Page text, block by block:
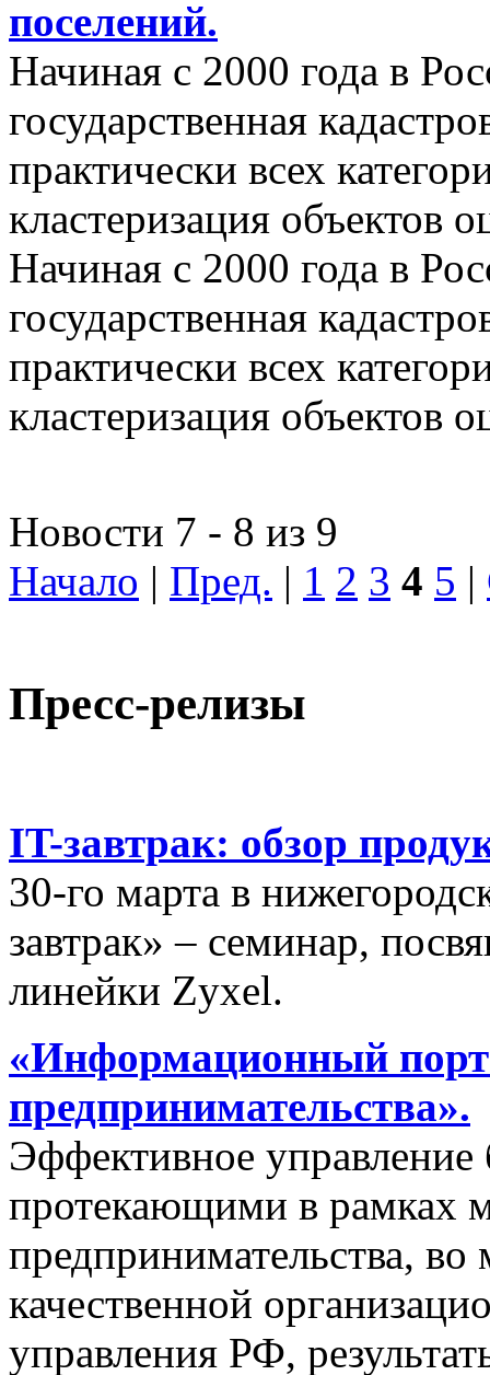
поселений.
Начиная с 2000 года в
государственная
практически всех
кластеризация объектов
Начиная с 2000 года в
государственная
практически всех
кластеризация объектов
Новости 7 - 8 из 9
Начало | Пред. | 1 2 3 4 5 |
Пресс-релизы
IT-завтрак: обзор
30-го марта в
завтрак» – семинар,
линейки Zyxel.
«Информационный
предпринимательства».
Эффективное управление
протекающими в рамках
предпринимательства,
качественной
управления РФ,